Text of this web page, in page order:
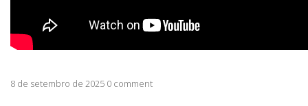
8 de setembro de 2025 0 comment